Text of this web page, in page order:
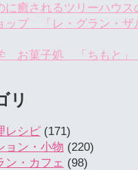
に癒されるツリーハウス
ップ 「レ・グラン・
お菓子処 「ちもと
リ
レシピ (171)
ョン・小物 (220)
ン・カフェ (98)